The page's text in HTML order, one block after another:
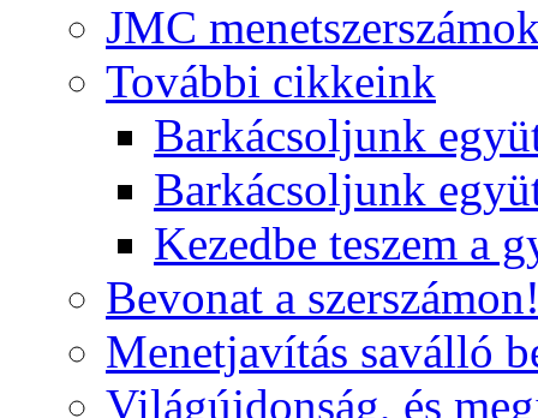
JMC
További cikkeink
Barkácsoljunk
Barkácsoljunk
Kezedbe teszem a
Bevonat a
Menetjavítás saválló
Világújdonság, és